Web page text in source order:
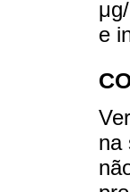
e
na